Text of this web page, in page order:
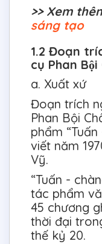
>> Xem
sáng tạo
1.2 Đoạn
cụ Phan
a. Xuất xứ
Đoạn trích
Phan Bội
phẩm
viết năm
Vỹ.
“Tuấn -
tác phẩm
45 chương
thời đại
thế kỷ 20.